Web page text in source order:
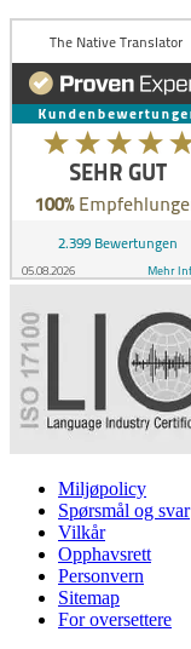
Miljøpolicy
Spørsmål og svar
Vilkår
Opphavsrett
Personvern
Sitemap
For oversettere